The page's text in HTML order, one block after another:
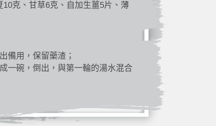
克、甘草6克、自加生薑5片、薄
備用，保留藥渣；
一碗，倒出，與第一輪的湯水混合